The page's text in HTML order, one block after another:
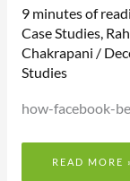
9 minutes of
Case Studies,
Chakrapani /
Studies
how-facebook-
READ MORE